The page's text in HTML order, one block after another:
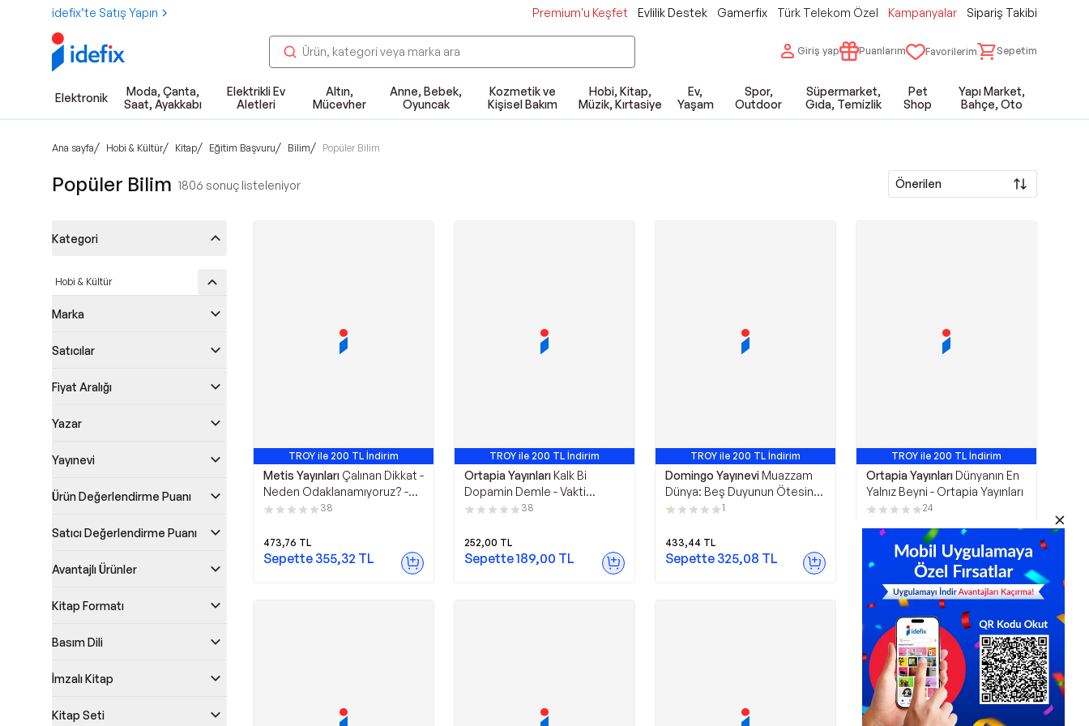
idefix’te Satış Yapın Premium'u Keşfet Evlilik Destek Gamerfix Türk Telekom Özel Kampanyalar Sipariş Takibi
Giriş yap Puanlarım Favorilerim Sepetim
Elektronik
Moda, Çanta,
Saat, Ayakkabı
Elektrikli Ev
Aletleri
Altın,
Mücevher
Anne, Bebek,
Oyuncak
Kozmetik ve
Kişisel Bakım
Hobi, Kitap,
Müzik, Kırtasiye
Ev,
Yaşam
Spor,
Outdoor
Süpermarket,
Gıda, Temizlik
Pet
Shop
Yapı Market,
Bahçe, Oto
Ana sayfa/ Hobi & Kültür/ Kitap/ Eğitim Başvuru/ Bilim/ Popüler Bilim
Popüler Bilim 1806 sonuç listeleniyor Önerilen
Kategori
Hobi & Kültür
Marka
Satıcılar
Fiyat Aralığı
Yazar
Yayınevi
Ürün Değerlendirme Puanı
Satıcı Değerlendirme Puanı
Avantajlı Ürünler
Kitap Formatı
Basım Dili
İmzalı Kitap
Kitap Seti
TROY ile 200 TL İndirim
En Çok Satan 2. Ürün
Metis Yayınları Çalınan Dikkat -
Neden Odaklanamıyoruz? -
Metis Yayınları
38
473,76 TL
Sepette 355,32 TL
TROY ile 200 TL İndirim
Ortapia Yayınları Kalk Bi
Dopamin Demle - Vakti
Olmayanlar İçin Sinirbilim -
38
252,00 TL
Sepette189,00 TL
TROY ile 200 TL İndirim
Domingo Yayınevi Muazzam
Dünya: Beş Duyunun Ötesine
Yolculuk - Domingo Yayınevi
1
433,44 TL
Sepette 325,08 TL
TROY ile 200 TL İndirim
Ortapia Yayınları Dünyanın En
Yalnız Beyni - Ortapia Yayınları
24
347,76 TL
Sepette260,82TL